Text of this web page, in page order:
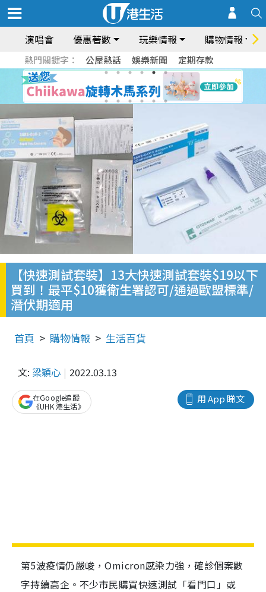
演唱會 優惠著數 玩樂情報 購物情報
熱門關鍵字： 公屋熱話 娛樂新聞 定期存款
【快速測試套裝】13大快速測試套裝$19以下
買到！最平$10獲衛生署認可/通過歐盟標準/
潛伏期適用
首頁 購物情報 生活百貨
文: 梁穎心 2022.03.13
用 App 睇文
在Google追蹤
《UHK 港生活》
第5波疫情仍嚴峻，Omicron感染力強，確診個案數
字持續高企。不少市民購買快速測試「看門口」或